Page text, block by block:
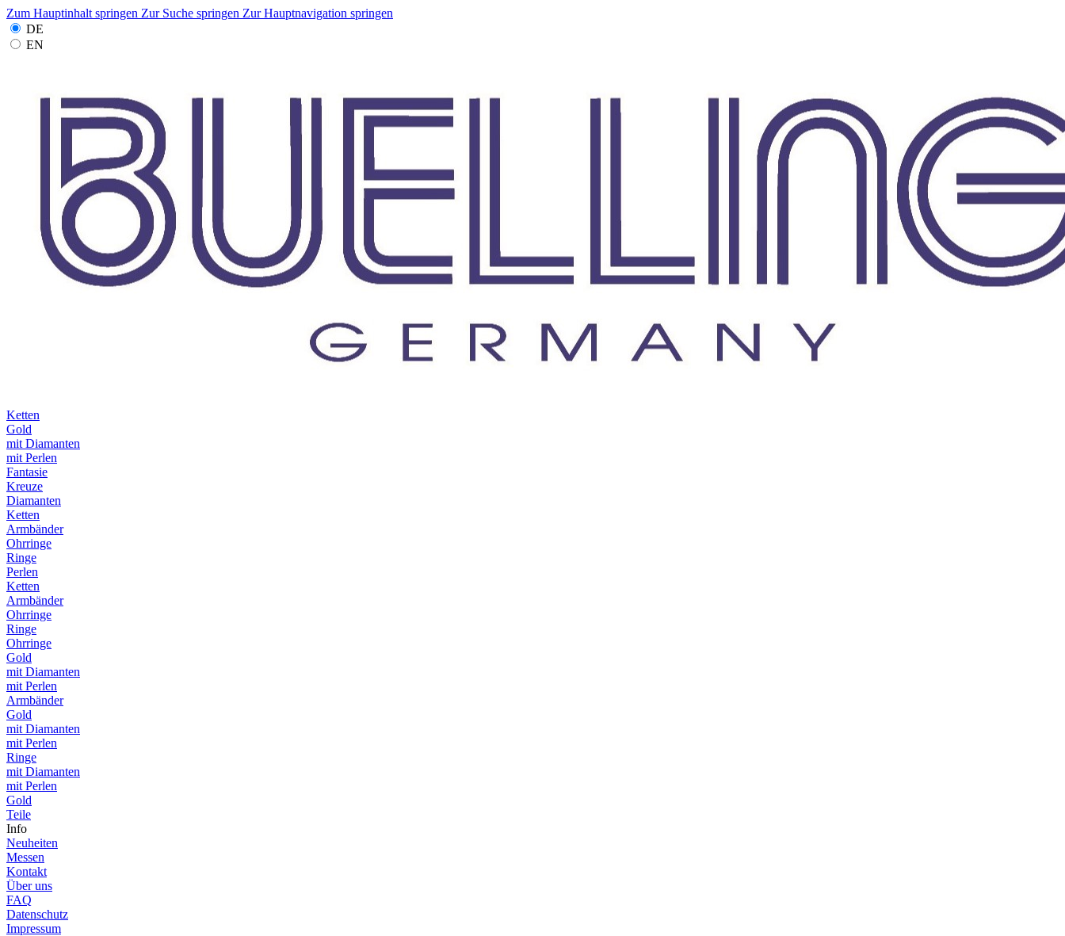
Zum Hauptinhalt springen Zur Suche springen Zur Hauptnavigation springen
DE
EN
Ketten
Gold
mit Diamanten
mit Perlen
Fantasie
Kreuze
Diamanten
Ketten
Armbänder
Ohrringe
Ringe
Perlen
Ketten
Armbänder
Ohrringe
Ringe
Ohrringe
Gold
mit Diamanten
mit Perlen
Armbänder
Gold
mit Diamanten
mit Perlen
Ringe
mit Diamanten
mit Perlen
Gold
Teile
Info
Neuheiten
Messen
Kontakt
Über uns
FAQ
Datenschutz
Impressum